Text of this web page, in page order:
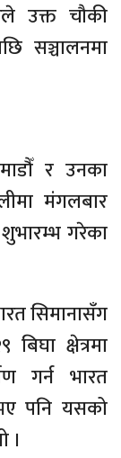
उक्त चौकी
सञ्चालनमा
र उनका
मंगलबार
गरेका
सिमानासँग
क्षेत्रमा
गर्न भारत
पनि यसको
।